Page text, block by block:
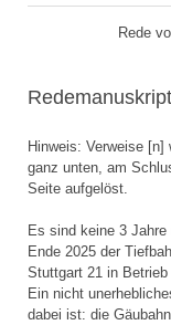
Rede
Redemanuskript
Hinweis: Verweise [n]
ganz unten, am
Seite aufgelöst.
Es sind keine 3 Jahre
Ende 2025 der
Stuttgart 21 in Betrieb
Ein nicht
dabei ist: die